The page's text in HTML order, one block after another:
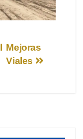
Mejoras
Viales